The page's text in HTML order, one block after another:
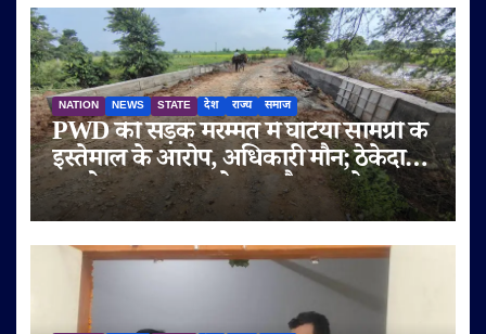
NATION NEWS STATE देश राज्य समाज
PWD की सड़क मरम्मत में घटिया सामग्री के
इस्तेमाल के आरोप, अधिकारी मौन; ठेकेदार
पर दोबारा गुणवत्ता से समझौता करने का
आरोप